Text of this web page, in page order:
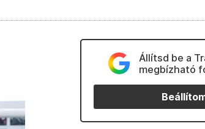
Állítsd be a
megbízható